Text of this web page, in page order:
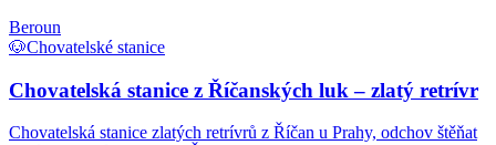
Beroun
🐶Chovatelské stanice
Chovatelská stanice z Říčanských luk – zlatý retrívr
Chovatelská stanice zlatých retrívrů z Říčan u Prahy, odchov štěňat